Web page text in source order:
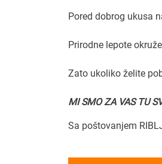
Pored dobrog ukusa
Prirodne lepote
Zato ukoliko želite
MI SMO ZA VAS TU
Sa poštovanjem